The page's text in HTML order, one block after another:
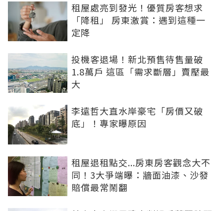
租屋處亮到發光！優質房客想求
「降租」 房東激賞：遇到這種一
定降
投機客退場！新北預售待售量破
1.8萬戶 這區「需求斷層」賣壓最
大
李遠哲大直水岸豪宅「房價又破
底」！專家曝原因
租屋退租點交...房東房客觀念大不
同！3大爭端曝：牆面油漆、沙發
賠償最常鬧翻